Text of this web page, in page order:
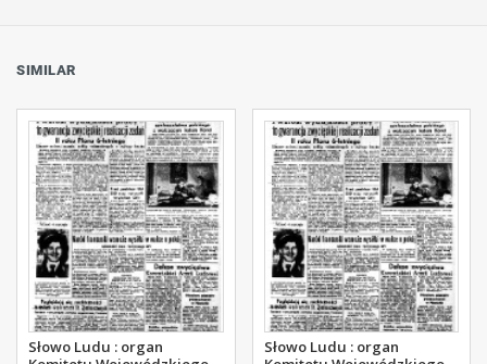
SIMILAR
Słowo Ludu : organ
Słowo Ludu : organ